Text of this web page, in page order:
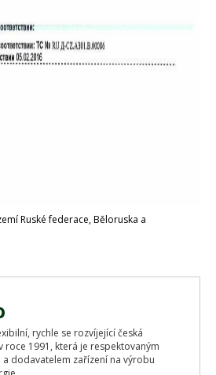
Ruské federace, Běloruska a
rychle se rozvíjející česká
roce 1991, která je respektovaným
dodavatelem zařízení na výrobu